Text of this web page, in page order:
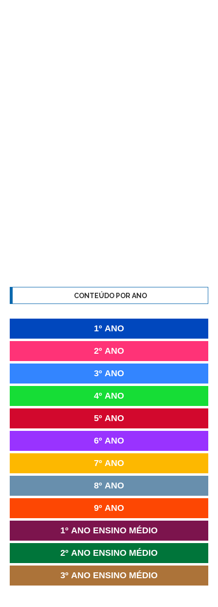
CONTEÚDO POR ANO
1º ANO
2º ANO
3º ANO
4º ANO
5º ANO
6º ANO
7º ANO
8º ANO
9º ANO
1º ANO ENSINO MÉDIO
2º ANO ENSINO MÉDIO
3º ANO ENSINO MÉDIO